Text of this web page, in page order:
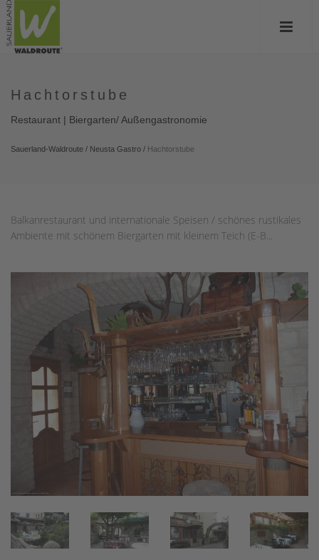
Hachtorstube
Restaurant | Biergarten/ Außengastronomie
Sauerland-Waldroute / Neusta Gastro / Hachtorstube
Balkanrestaurant und internationale Speisen / schönes rustikales
Ambiente mit schönem Biergarten mit kleinem Teich (E-B...